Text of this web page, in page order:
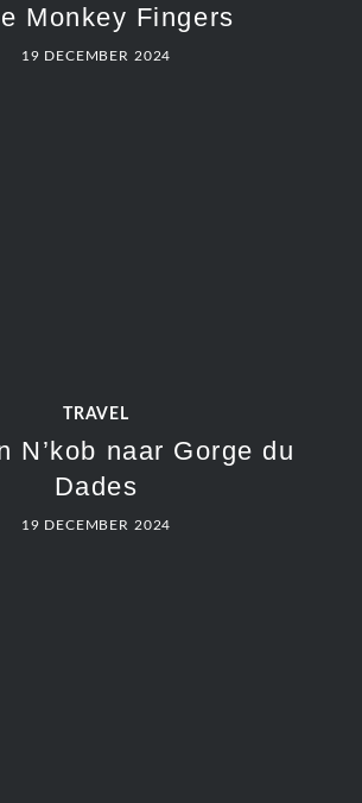
Monkey Fingers
19 DECEMBER 2024
TRAVEL
N’kob naar Gorge du
Dades
19 DECEMBER 2024